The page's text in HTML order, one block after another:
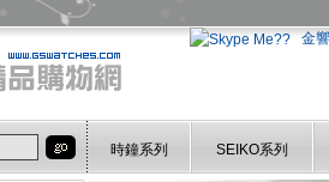
金
時鐘系列 SEIKO系列